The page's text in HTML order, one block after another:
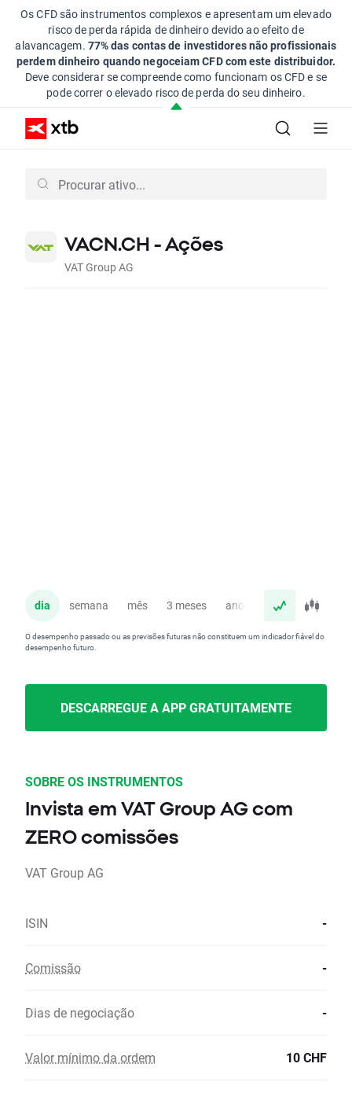
Os CFD são instrumentos complexos e apresentam um elevado
risco de perda rápida de dinheiro devido ao efeito de
alavancagem. 77% das contas de investidores não profissionais
perdem dinheiro quando negoceiam CFD com este distribuidor.
Deve considerar se compreende como funcionam os CFD e se
pode correr o elevado risco de perda do seu dinheiro.
VACN.CH - Ações
VAT Group AG
dia semana mês 3 meses ano
O desempenho passado ou as previsões futuras não constituem um indicador fiável do
desempenho futuro.
DESCARREGUE A APP GRATUITAMENTE
SOBRE OS INSTRUMENTOS
Invista em VAT Group AG com
ZERO comissões
VAT Group AG
ISIN -
Comissão -
Dias de negociação -
Valor mínimo da ordem 10 CHF